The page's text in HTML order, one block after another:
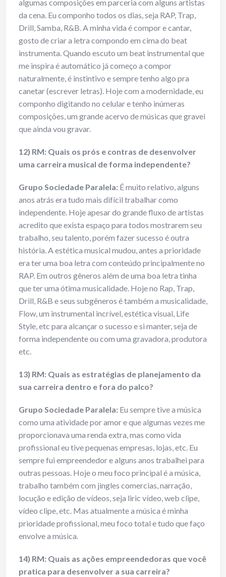
algumas composições em parceria com alguns artistas
da cena. Eu componho todos os dias, seja RAP, Trap,
Drill, Samba, R&B. A minha vida é compor e cantar,
gosto de criar a letra compondo em cima do beat
instrumenta. Quando escuto um beat instrumental que
me inspira é automático já começo a compor
naturalmente, é instintivo e sempre tenho algo pra
canetar (escrever letras). Hoje com a modernidade, eu
componho digitando no celular e tenho inúmeras
composições, um grande acervo de músicas que gravei
que ainda vou gravar.
12) RM: Quais os prós e contras de desenvolver
uma carreira musical de forma independente?
Grupo Sociedade Paralela: É muito relativo, alguns
anos atrás era tudo mais difícil trabalhar como
independente. Hoje apesar do grande fluxo de artistas
acredito que exista espaço para todos mostrarem seu
trabalho, seu talento, porém fazer sucesso é outra
história. A estética musical mudou, antes a prioridade
era ter uma boa letra com conteúdo principalmente no
RAP. Em outros gêneros além de uma boa letra tinha
que ter uma ótima musicalidade. Hoje no Rap, Trap,
Drill, R&B e seus subgêneros é também a musicalidade,
Flow, um instrumental incrível, estética visual, Life
Style, etc para alcançar o sucesso e si manter, seja de
forma independente ou com uma gravadora, produtora
etc.
13) RM: Quais as estratégias de planejamento da
sua carreira dentro e fora do palco?
Grupo Sociedade Paralela: Eu sempre tive a música
como uma atividade por amor e que algumas vezes me
proporcionava uma renda extra, mas como vida
profissional eu tive pequenas empresas, lojas, etc. Eu
sempre fui empreendedor e alguns anos trabalhei para
outras pessoas. Hoje o meu foco principal é a música,
trabalho também com jingles comercias, narração,
locução e edição de vídeos, seja liric vídeo, web clipe,
vídeo clipe, etc. Mas atualmente a música é minha
prioridade profissional, meu foco total e tudo que faço
envolve a música.
14) RM: Quais as ações empreendedoras que você
pratica para desenvolver a sua carreira?